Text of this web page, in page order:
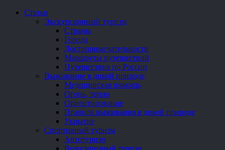
Статьи
Экскурсионный туризм
Страны
Города
Достопримечательности
Маршруты путешествий
Путешествия по России
Выживание в дикой природе
Медицинская помощь
Огонь, тепло
Ориентирование
Правила выживания в дикой природе
Укрытие
Спортивный туризм
Автотуризм
Велосипедный туризм